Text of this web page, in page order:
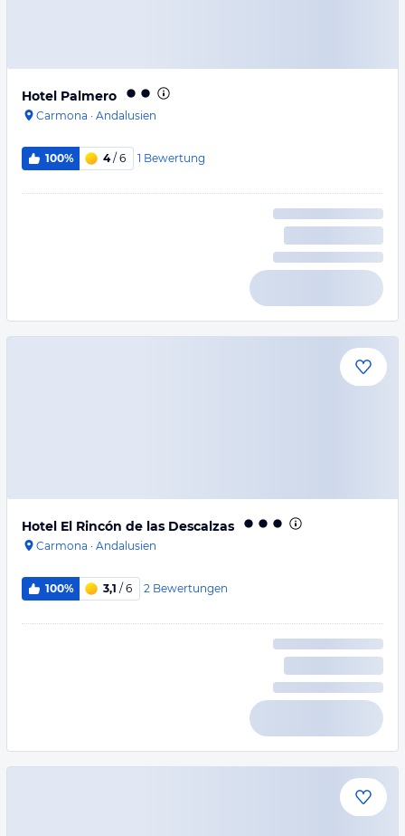
Hotel Palmero
Carmona · Andalusien
100% 4/ 6 1 Bewertung
Hotel El Rincón de las Descalzas
Carmona · Andalusien
100% 3,1 / 6 2 Bewertungen